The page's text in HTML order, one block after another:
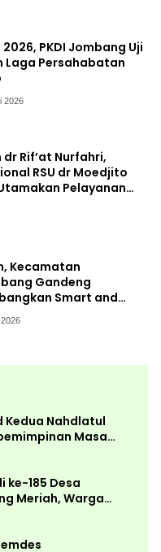
PKDI Jombang Uji
Laga Persahabatan
2026
Rif’at Nurfahri,
RSU dr Moedjito
Pelayanan
Kecamatan
Gandeng
Smart and
Ini Tujuannya
Kedua Nahdlatul
Masa
ke-35
ke-185 Desa
Meriah, Warga
Budaya